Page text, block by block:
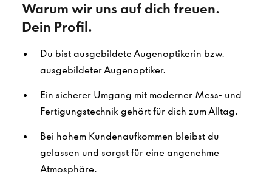
Warum wir uns auf dich freuen.
Dein Profil.
Du bist ausgebildete Augenoptikerin bzw.
ausgebildeter Augenoptiker.
Ein sicherer Umgang mit moderner Mess- und
Fertigungstechnik gehört für dich zum Alltag.
Bei hohem Kundenaufkommen bleibst du
gelassen und sorgst für eine angenehme
Atmosphäre.